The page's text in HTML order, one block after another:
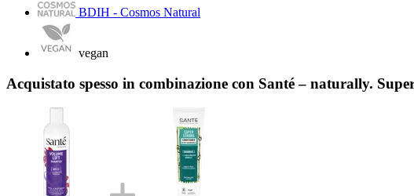
BDIH - Cosmos Natural
vegan
Acquistato spesso in combinazione con Santé – naturally.